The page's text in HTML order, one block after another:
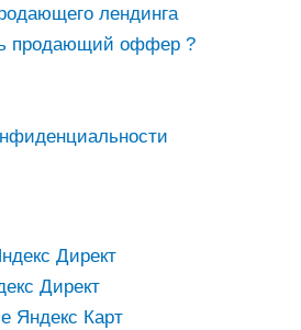
лендинга
продающий оффер ?
Директ
Директ
Яндекс Карт